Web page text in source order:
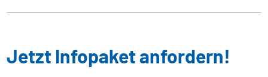
Jetzt Infopaket anfordern!